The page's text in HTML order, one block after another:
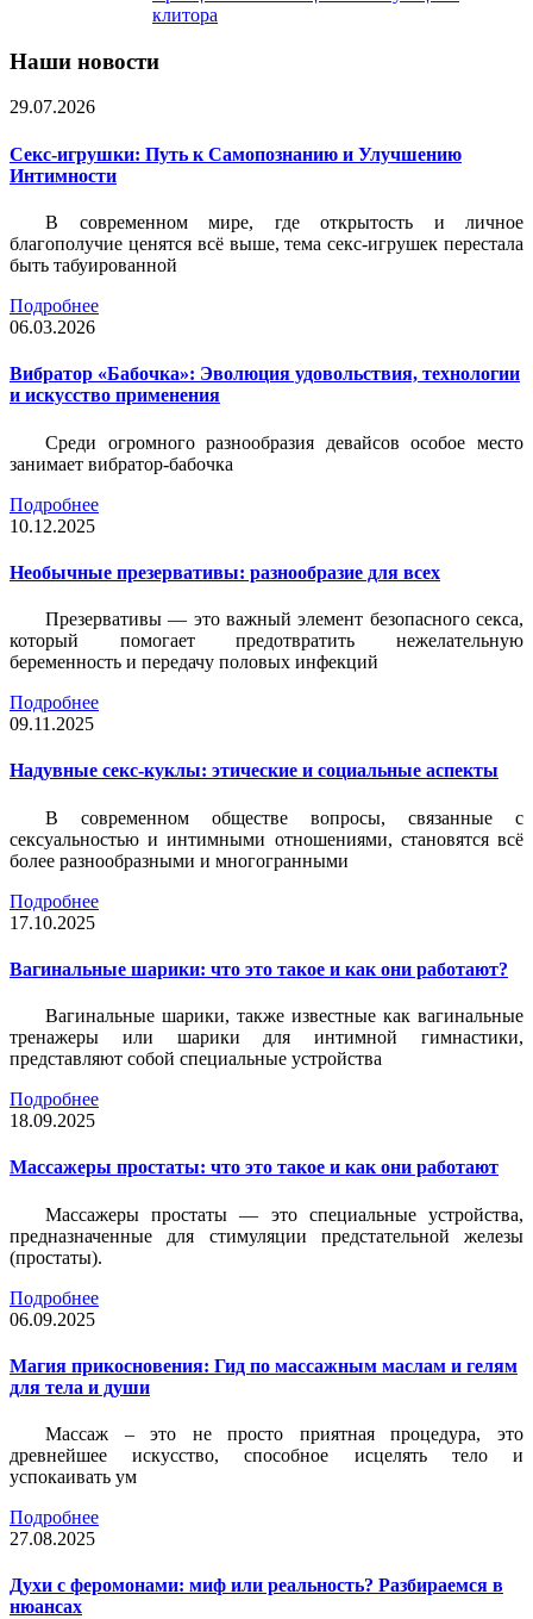
клитора
Наши новости
29.07.2026
Секс-игрушки: Путь к Самопознанию и Улучшению
Интимности
В современном мире, где открытость и личное
благополучие ценятся всё выше, тема секс-игрушек перестала
быть табуированной
Подробнее
06.03.2026
Вибратор «Бабочка»: Эволюция удовольствия, технологии
и искусство применения
Среди огромного разнообразия девайсов особое место
занимает вибратор-бабочка
Подробнее
10.12.2025
Необычные презервативы: разнообразие для всех
Презервативы — это важный элемент безопасного секса,
который помогает предотвратить нежелательную
беременность и передачу половых инфекций
Подробнее
09.11.2025
Надувные секс-куклы: этические и социальные аспекты
В современном обществе вопросы, связанные с
сексуальностью и интимными отношениями, становятся всё
более разнообразными и многогранными
Подробнее
17.10.2025
Вагинальные шарики: что это такое и как они работают?
Вагинальные шарики, также известные как вагинальные
тренажеры или шарики для интимной гимнастики,
представляют собой специальные устройства
Подробнее
18.09.2025
Массажеры простаты: что это такое и как они работают
Массажеры простаты — это специальные устройства,
предназначенные для стимуляции предстательной железы
(простаты).
Подробнее
06.09.2025
Магия прикосновения: Гид по массажным маслам и гелям
для тела и души
Массаж – это не просто приятная процедура, это
древнейшее искусство, способное исцелять тело и
успокаивать ум
Подробнее
27.08.2025
Духи с феромонами: миф или реальность? Разбираемся в
нюансах